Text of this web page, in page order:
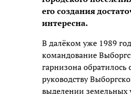
его создания
интересна.
В далёком уже 1989
командование
гарнизона обратилось
руководству
выделении земельных